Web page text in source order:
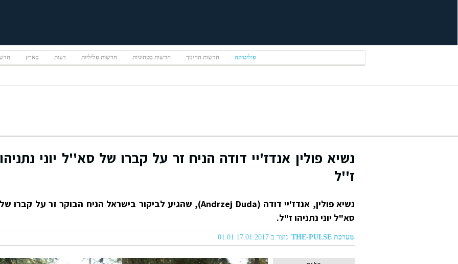
פוליטיקה חדשות החינוך חדשות בטחוניות חדשות פליליות דעות בארץ
נשיא פולין אנדז'יי דודה הניח זר על קברו של סא''ל יוני נתניהו
ז''ל
נשיא פולין, אנדז'יי דודה (Andrzej Duda), שהגיע לביקור בישראל הניח הבוקר זר על קברו של
סא"ל יוני נתניהו ז"ל.
מערכת THE-PULSE נוצר ב 17.01.2017 01:01